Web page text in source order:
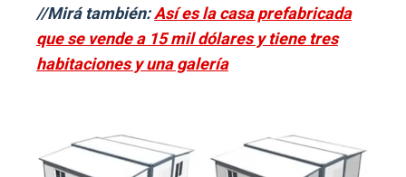
//Mirá también:Así es la casa prefabricada
que se vende a 15 mil dólares y tiene tres
habitaciones y una galería